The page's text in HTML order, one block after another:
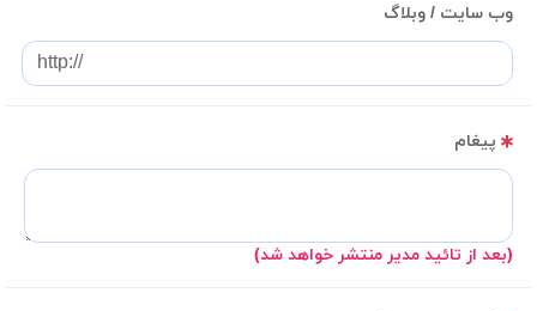
وب سایت / وبلاگ
پیغام
(بعد از تائید مدیر منتشر خواهد شد)